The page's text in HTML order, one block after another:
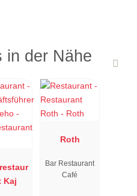
in der Nähe
Kaj
Roth
Bar Restaurant
Café